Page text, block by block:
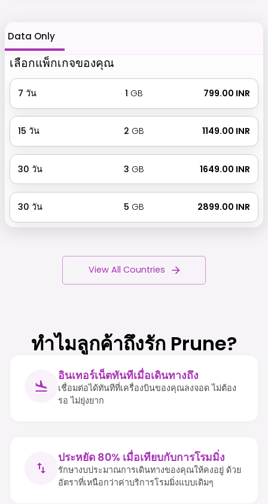
Data Only
เลือกแพ็กเกจของคุณ
7 วัน 1 GB ₹ 799.00 INR
15 วัน 2 GB ₹ 1149.00 INR
30 วัน 3 GB ₹ 1649.00 INR
30 วัน 5 GB ₹ 2899.00 INR
View All Countries
ทำไมลูกค้าถึงรัก Prune?
อินเทอร์เน็ตทันทีเมื่อเดินทางถึง
เชื่อมต่อได้ทันทีที่เครื่องบินของคุณลงจอด ไม่ต้อง
รอ ไม่ยุ่งยาก
ประหยัด 80% เมื่อเทียบกับการโรมมิ่ง
รักษางบประมาณการเดินทางของคุณให้คงอยู่ ด้วย
อัตราที่เหนือกว่าค่าบริการโรมมิ่งแบบเดิมๆ